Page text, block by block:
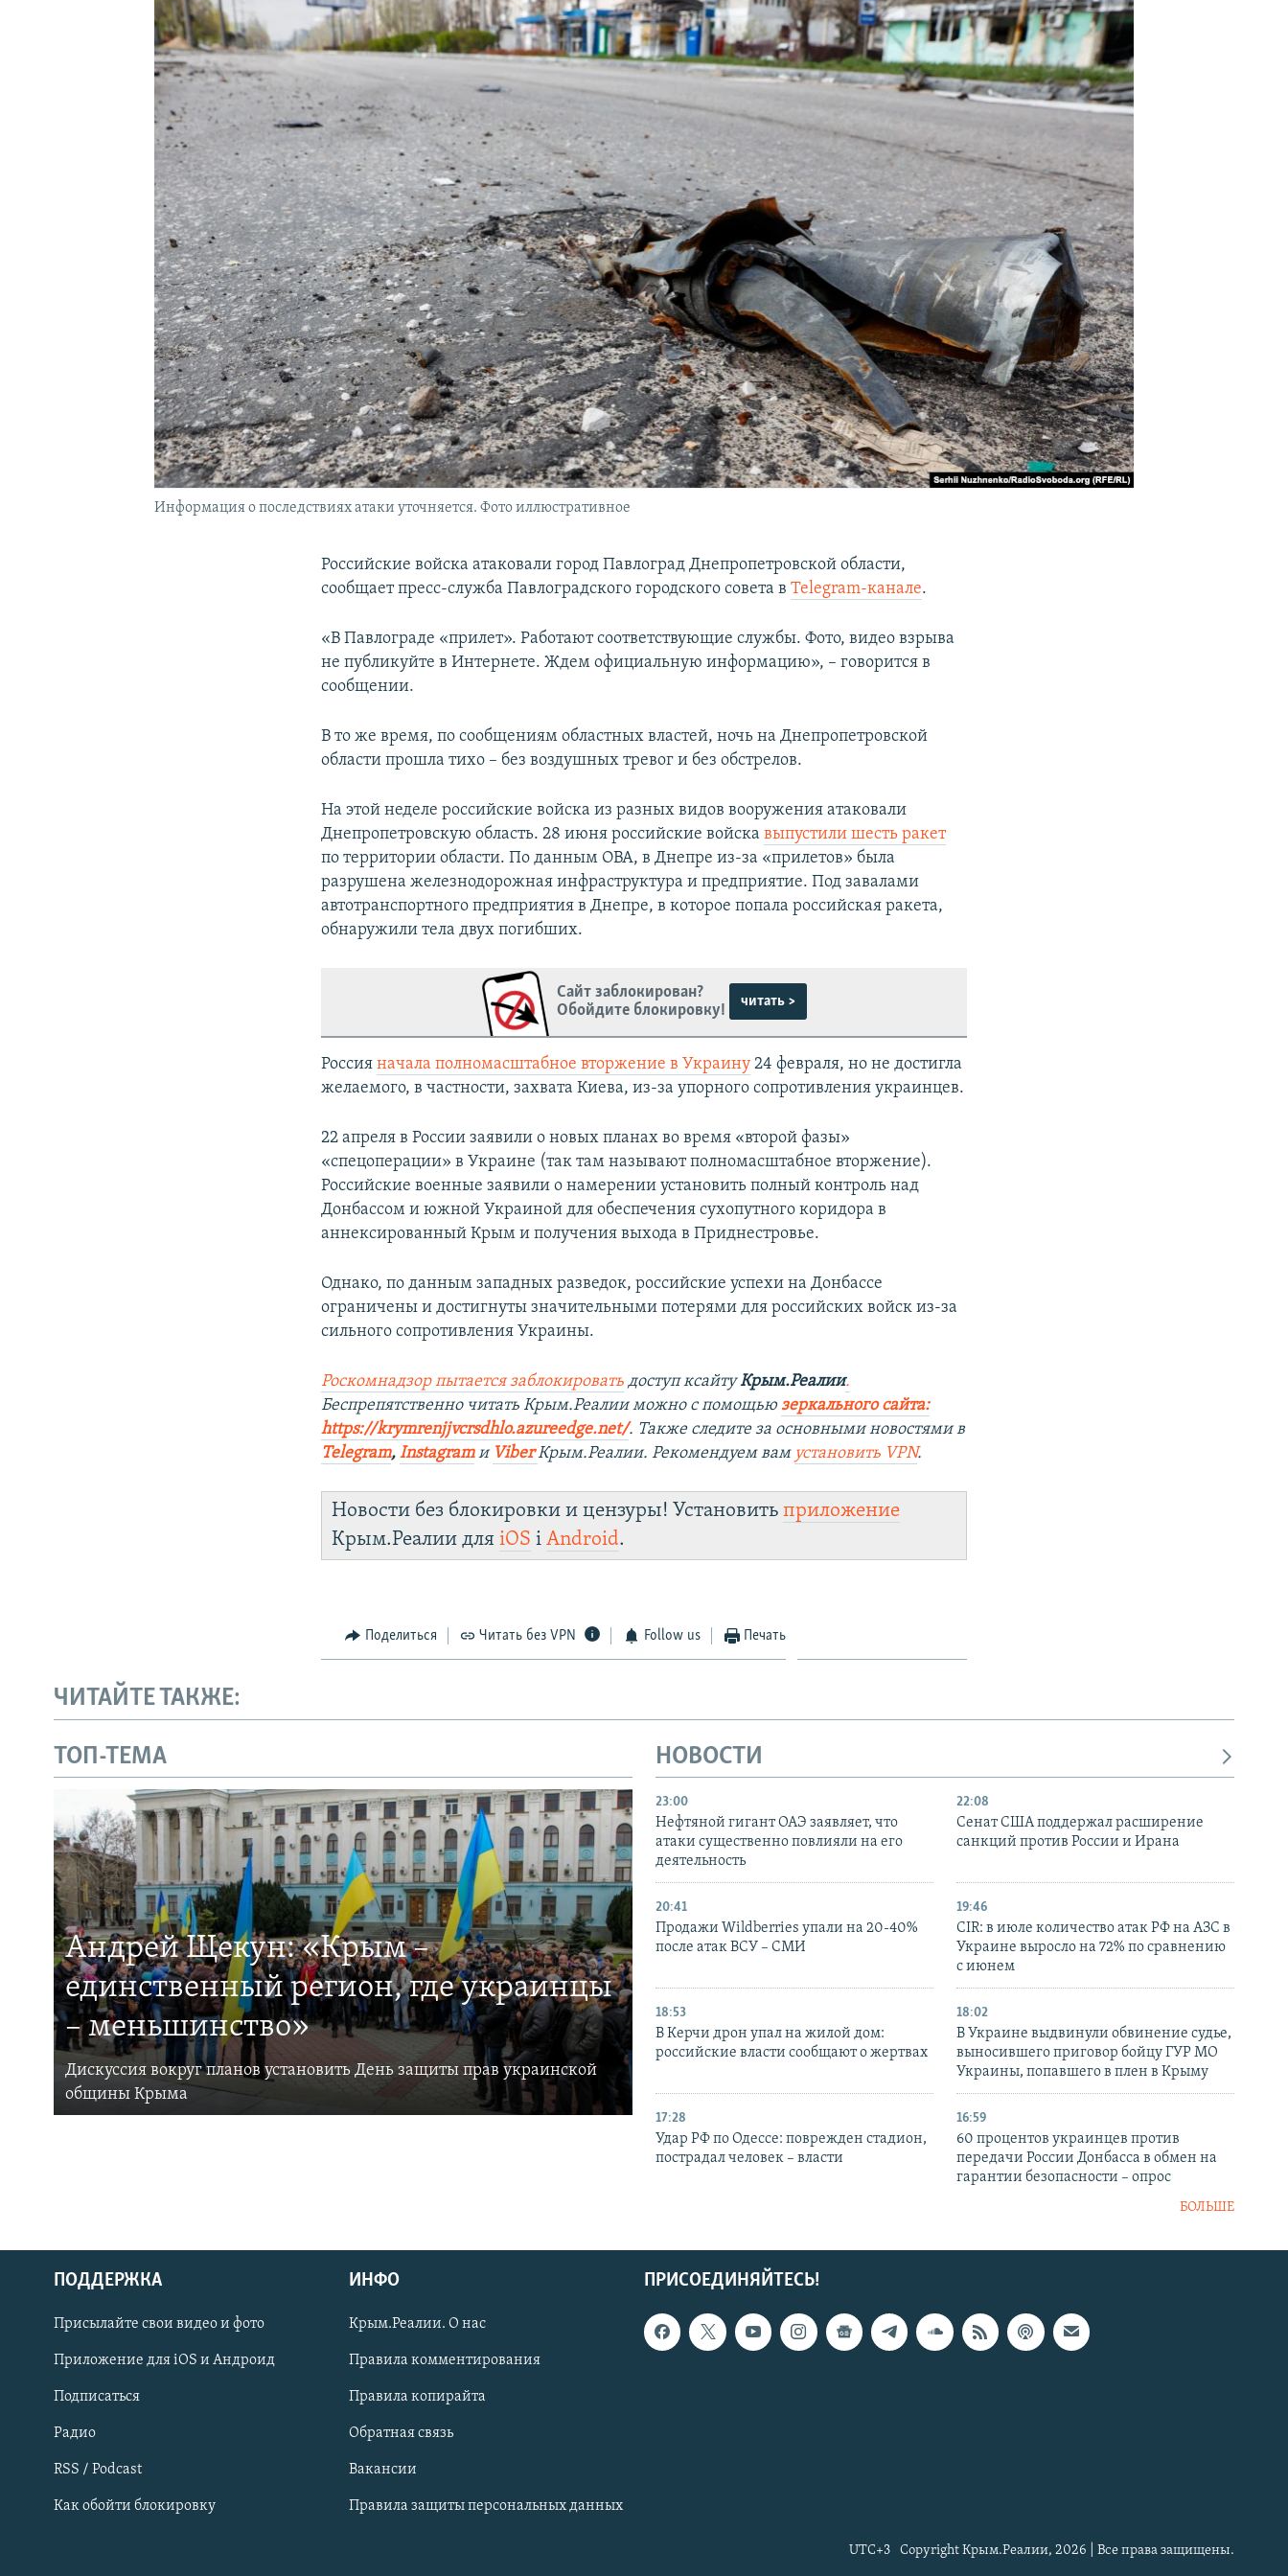
КРЫМ.НЕПОКОРЕННЫЙ
УКРАИНСКАЯ ПРОБЛЕМА КРЫМА
Українською
Qırımtatar
ПРИСОЕДИНЯЙТЕСЬ!
Информация о последствиях атаки уточняется. Фото иллюстративное
Российские войска атаковали город Павлоград Днепропетровской области,
сообщает пресс-служба Павлоградского городского совета вTelegram-канале.
«В Павлограде «прилет». Работают соответствующие службы. Фото, видео взрыва
не публикуйте в Интернете. Ждем официальную информацию», – говорится в
сообщении.
В то же время, по сообщениям областных властей, ночь на Днепропетровской
области прошла тихо – без воздушных тревог и без обстрелов.
На этой неделе российские войска из разных видов вооружения атаковали
Днепропетровскую область. 28 июня российские войскавыпустили шесть ракет
по территории области. По данным ОВА, в Днепре из-за «прилетов» была
разрушена железнодорожная инфраструктура и предприятие. Под завалами
автотранспортного предприятия в Днепре, в которое попала российская ракета,
обнаружили тела двух погибших.
Сайт заблокирован?
Обойдите блокировку!
читать >
Россияначала полномасштабное вторжение в Украину 24 февраля, но не достигла
желаемого, в частности, захвата Киева, из-за упорного сопротивления украинцев.
22 апреля в России заявили о новых планах во время «второй фазы»
«спецоперации» в Украине (так там называют полномасштабное вторжение).
Российские военные заявили о намерении установить полный контроль над
Донбассом и южной Украиной для обеспечения сухопутного коридора в
аннексированный Крым и получения выхода в Приднестровье.
Однако, по данным западных разведок, российские успехи на Донбассе
ограничены и достигнуты значительными потерями для российских войск из-за
сильного сопротивления Украины.
Роскомнадзор пытается заблокировать доступ ксайтуКрым.Реалии.
Беспрепятственно читать Крым.Реалии можно с помощьюзеркального сайта:
https://krymrenjjvcrsdhlo.azureedge.net/. Также следите за основными новостями в
Telegram,Instagramи ViberКрым.Реалии. Рекомендуем вам установить VPN.
Новости без блокировки и цензуры! Установитьприложение
Крым.Реалии дляiOS іAndroid.
Поделиться Читать без VPN Follow us Печать
ЧИТАЙТЕ ТАКЖЕ:
ТОП-ТЕМА
Андрей Щекун: «Крым –
единственный регион, где украинцы
– меньшинство»
Дискуссия вокруг планов установить День защиты прав украинской
общины Крыма
НОВОСТИ
23:00
Нефтяной гигант ОАЭ заявляет, что
атаки существенно повлияли на его
деятельность
22:08
Сенат США поддержал расширение
санкций против России и Ирана
20:41
Продажи Wildberries упали на 20-40%
после атак ВСУ – СМИ
19:46
CIR: в июле количество атак РФ на АЗС в
Украине выросло на 72% по сравнению
с июнем
18:53
В Керчи дрон упал на жилой дом:
российские власти сообщают о жертвах
18:02
В Украине выдвинули обвинение судье,
выносившего приговор бойцу ГУР МО
Украины, попавшего в плен в Крыму
17:28
Удар РФ по Одессе: поврежден стадион,
пострадал человек – власти
16:59
60 процентов украинцев против
передачи России Донбасса в обмен на
гарантии безопасности – опрос
БОЛЬШЕ
ПРИСОЕДИНЯЙТЕСЬ!
ПОДДЕРЖКА
Присылайте свои видео и фото
Приложение для iOS и Андроид
Подписаться
Радио
RSS / Podcast
Как обойти блокировку
ИНФО
Крым.Реалии. О нас
Правила комментирования
Правила копирайта
Обратная связь
Вакансии
Правила защиты персональных данных
Copyright Крым.Реалии, 2026 | Все права защищены.
UTC+3